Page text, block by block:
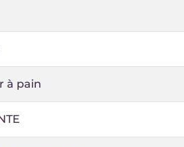
à pain